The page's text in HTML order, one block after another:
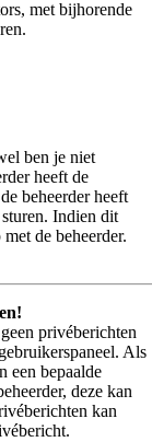
met bijhorende
ben je niet
heeft de
beheerder heeft
Indien dit
de beheerder.
privéberichten
Als
een bepaalde
deze kan
kan